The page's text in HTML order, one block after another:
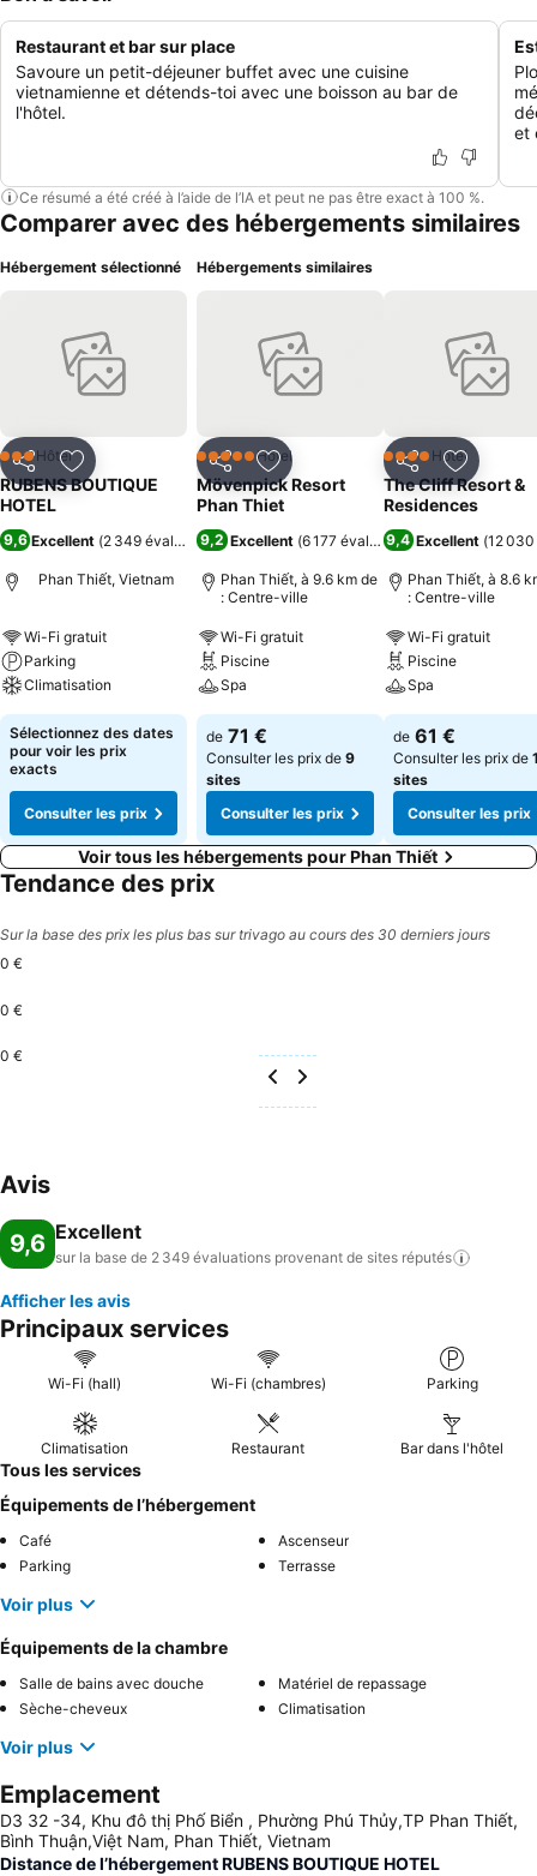
Restaurant et bar sur place
Savoure un petit-déjeuner buffet avec une cuisine
vietnamienne et détends-toi avec une boisson au bar de
l'hôtel.
et
Ce résumé a été créé à l’aide de l’IA et peut ne pas être exact à 100 %.
Comparer avec des hébergements similaires
Hébergement sélectionné
PartagerAjouter à mes favoris
3 ÉtoilesHôtel
RUBENS BOUTIQUE
HOTEL
9,6 Excellent (2 349 évaluations)
Phan Thiết, Vietnam
Wi-Fi gratuit
Parking
Climatisation
Sélectionnez des dates
pour voir les prix
exacts
Consulter les prix
Hébergements similaires
PartagerAjouter à mes favoris
5 Étoiles Hôtel
Mövenpick Resort
Phan Thiet
9,2 Excellent (6 177 évaluations)
Phan Thiết, à 9.6 km de
: Centre-ville
Wi-Fi gratuit
Piscine
Spa
de 71 €
Consulter les prix de 9
sites
Consulter les prix
PartagerAjouter
4 ÉtoilesHôtel
The Cliff Resort &
Residences
9,4 Excellent (12
Phan Thiết, à 8.6
: Centre-ville
Wi-Fi gratuit
Piscine
Spa
de 61 €
Consulter les prix de
sites
Consulter les prix
Voir tous les hébergements pour Phan Thiết
Tendance des prix
Sur la base des prix les plus bas sur trivago au cours des 30 derniers jours
0 €
0 €
0 €
Avis
9,6 Excellent
sur la base de 2 349 évaluations provenant de sites réputés
Afficher les avis
Principaux services
Wi-Fi (hall) Wi-Fi (chambres) Parking
Climatisation Restaurant Bar dans l'hôtel
Tous les services
Équipements de l’hébergement
Café
Ascenseur
Parking
Terrasse
Voir plus
Équipements de la chambre
Salle de bains avec douche
Matériel de repassage
Sèche-cheveux
Climatisation
Voir plus
Emplacement
D3 32 -34, Khu đô thị Phố Biển , Phường Phú Thủy,TP Phan Thiết,
Bình Thuận,Việt Nam, Phan Thiết, Vietnam
Distance de l’hébergement RUBENS BOUTIQUE HOTEL